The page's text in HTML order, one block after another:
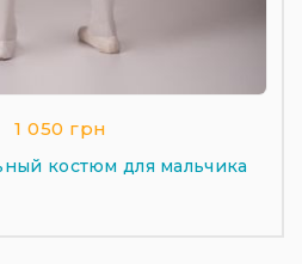
1 050 грн
костюм для мальчика